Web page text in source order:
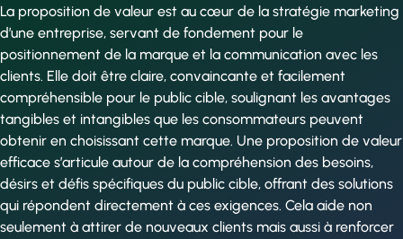
La proposition de valeur est au cœur de la stratégie marketing
d’une entreprise, servant de fondement pour le
positionnement de la marque et la communication avec les
clients. Elle doit être claire, convaincante et facilement
compréhensible pour le public cible, soulignant les avantages
tangibles et intangibles que les consommateurs peuvent
obtenir en choisissant cette marque. Une proposition de valeur
efficace s’articule autour de la compréhension des besoins,
désirs et défis spécifiques du public cible, offrant des solutions
qui répondent directement à ces exigences. Cela aide non
seulement à attirer de nouveaux clients mais aussi à renforcer